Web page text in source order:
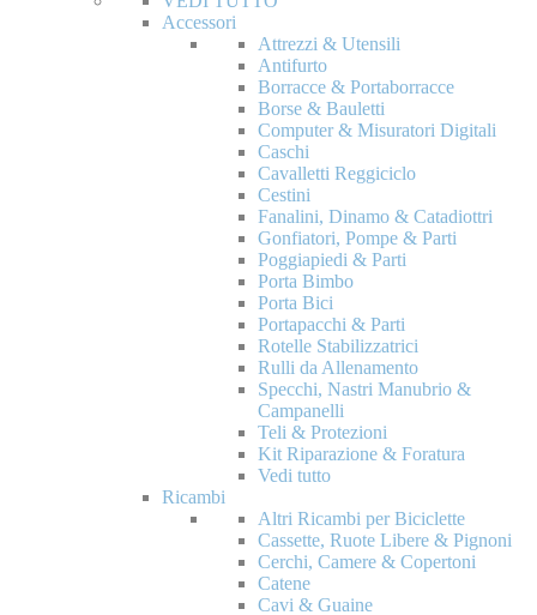
Accessori
Attrezzi & Utensili
Antifurto
Borracce & Portaborracce
Borse & Bauletti
Computer & Misuratori Digitali
Caschi
Cavalletti Reggiciclo
Cestini
Fanalini, Dinamo & Catadiottri
Gonfiatori, Pompe & Parti
Poggiapiedi & Parti
Porta Bimbo
Porta Bici
Portapacchi & Parti
Rotelle Stabilizzatrici
Rulli da Allenamento
Specchi, Nastri Manubrio &
Campanelli
Teli & Protezioni
Kit Riparazione & Foratura
Vedi tutto
Ricambi
Altri Ricambi per Biciclette
Cassette, Ruote Libere & Pignoni
Cerchi, Camere & Copertoni
Catene
Cavi & Guaine